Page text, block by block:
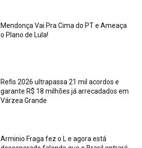
Mendonça Vai Pra Cima do PT e Ameaça
o Plano de Lula!
Refis 2026 ultrapassa 21 mil acordos e
garante R$ 18 milhões já arrecadados em
Várzea Grande
Arminio Fraga fez o L e agora está